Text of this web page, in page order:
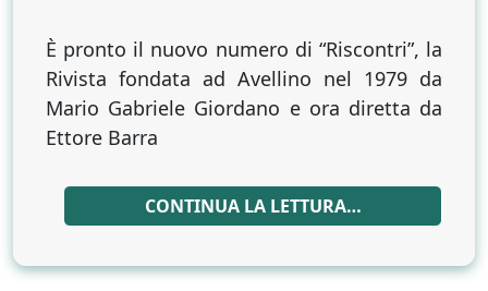
pensiero
dantesco
È pronto il nuovo numero di “Riscontri”, la
Rivista fondata ad Avellino nel 1979 da
Mario Gabriele Giordano e ora diretta da
Ettore Barra
CONTINUA LA LETTURA…